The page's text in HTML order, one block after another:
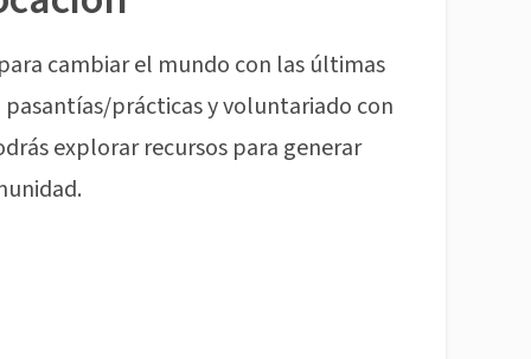
cambiar el mundo con las últimas
prácticas y voluntariado con
explorar recursos para generar